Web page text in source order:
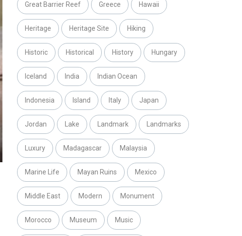
Great Barrier Reef Greece Hawaii
Heritage Heritage Site Hiking
Historic Historical History Hungary
Iceland India Indian Ocean
Indonesia Island Italy Japan
Jordan Lake Landmark Landmarks
Luxury Madagascar Malaysia
Marine Life Mayan Ruins Mexico
Middle East Modern Monument
Morocco Museum Music